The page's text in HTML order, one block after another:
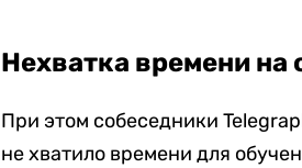
Нехватка времени на
При этом собеседники
не хватило времени для